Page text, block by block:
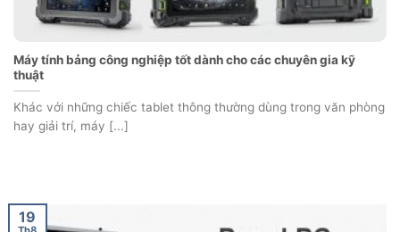
Máy tính bảng công nghiệp tốt dành cho các chuyên gia kỹ
thuật
Khác với những chiếc tablet thông thường dùng trong văn phòng
hay giải trí, máy [...]
19